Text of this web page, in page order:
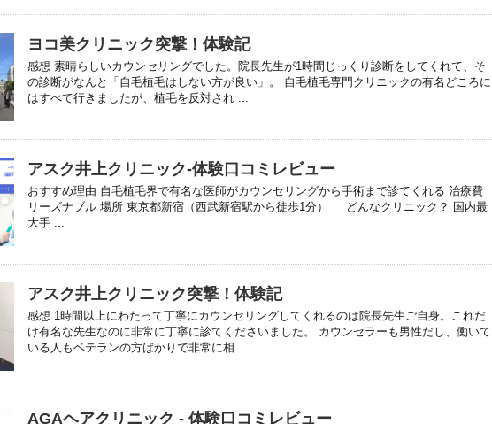
ヨコ美クリニック突撃！体験記
感想 素晴らしいカウンセリングでした。院長先生が1時間じっくり診断をしてくれて、そ
の診断がなんと「自毛植毛はしない方が良い」。 自毛植毛専門クリニックの有名どころに
はすべて行きましたが、植毛を反対され ...
アスク井上クリニック-体験口コミレビュー
おすすめ理由 自毛植毛界で有名な医師がカウンセリングから手術まで診てくれる 治療費
リーズナブル 場所 東京都新宿（西武新宿駅から徒歩1分） どんなクリニック？ 国内最
大手 ...
アスク井上クリニック突撃！体験記
感想 1時間以上にわたって丁寧にカウンセリングしてくれるのは院長先生ご自身。これだ
け有名な先生なのに非常に丁寧に診てくださいました。 カウンセラーも男性だし、働いて
いる人もベテランの方ばかりで非常に相 ...
AGAヘアクリニック - 体験口コミレビュー